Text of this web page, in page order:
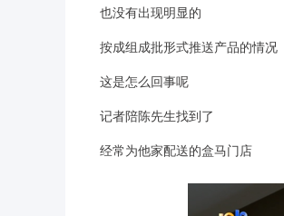
也没有出现明显的
按成组成批形式推送产品的情况
这是怎么回事呢
记者陪陈先生找到了
经常为他家配送的盒马门店